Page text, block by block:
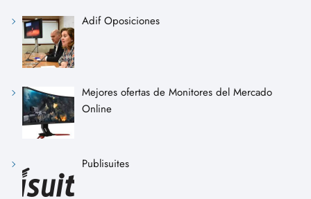
Adif Oposiciones
Mejores ofertas de Monitores del Mercado
Online
Publisuites